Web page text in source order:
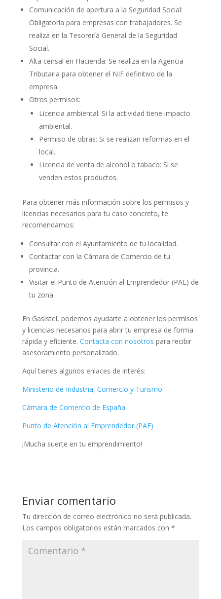
Comunicación de apertura a la Seguridad Social:
Obligatoria para empresas con trabajadores. Se
realiza en la Tesorería General de la Seguridad
Social.
Alta censal en Hacienda: Se realiza en la Agencia
Tributaria para obtener el NIF definitivo de la
empresa.
Otros permisos:
Licencia ambiental: Si la actividad tiene impacto
ambiental.
Permiso de obras: Si se realizan reformas en el
local.
Licencia de venta de alcohol o tabaco: Si se
venden estos productos.
Para obtener más información sobre los permisos y
licencias necesarios para tu caso concreto, te
recomendamos:
Consultar con el Ayuntamiento de tu localidad.
Contactar con la Cámara de Comercio de tu
provincia.
Visitar el Punto de Atención al Emprendedor (PAE) de
tu zona.
En Gasistel, podemos ayudarte a obtener los permisos
y licencias necesarios para abrir tu empresa de forma
rápida y eficiente. Contacta con nosotros para recibir
asesoramiento personalizado.
Aquí tienes algunos enlaces de interés:
Ministerio de Industria, Comercio y Turismo
Cámara de Comercio de España
Punto de Atención al Emprendedor (PAE)
¡Mucha suerte en tu emprendimiento!
Enviar comentario
Tu dirección de correo electrónico no será publicada.
Los campos obligatorios están marcados con *